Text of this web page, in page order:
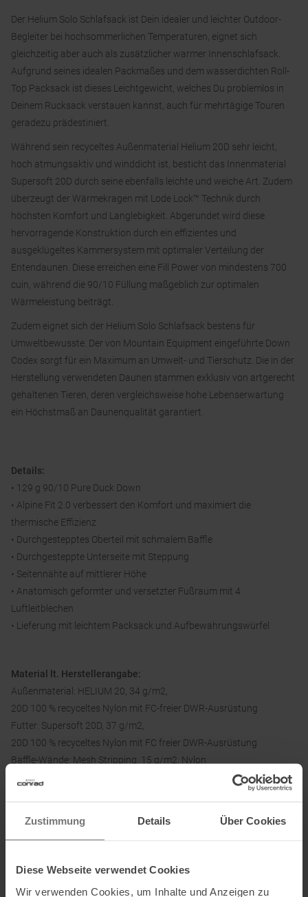
Zustimmung Details Über Cookies
Diese Webseite verwendet Cookies
Wir verwenden Cookies, um Inhalte und Anzeigen zu
Der Helium Solo Schlafsack ist Dein idealer und leichter Outdoor-
Begleiter bei hochsommerlichen Temperaturen, eignet sich
gleichzeitig aber auch als zusätzlicher warmer Innenschlafsack.
Aufgrund seines idealen Packmaßes und dem wasserdichten Roll-
Top Packsack ist dieses Leichtgewicht, welches Du problemlos in
Deinem Rucksack verstauen kannst, auch für mehrtägige Touren
geradezu prädestiniert.
Während sein recyceltes Außenmaterial Helium 20D sehr leicht,
hoch atmungsaktiv und winddicht ist, besticht das Innenmaterial
Supersoft 20D durch seine ebenfalls leichte und weiche Art. Zudem
überzeugt der Wärmekragen mit Lode Lock™ Technik durch
höchsten Komfort und Langlebigkeit. Abgerundet wird diese
hervorragende Konstruktion durch ein effizientes und
ausgeklügeltes Kammersystem mit optimaler Verteilung der
Entendaunen. Diese erreichen eine Fill Power von mindestens 700
cuin, während die 90/10 Füllung maßgeblich zur optimalen
Wärmeleistung beiträgt.
Zudem eignet sich der Helium Solo Schlafsack bestens für
Umweltbewusste. Der von Mountain Equipment eingeführte Down
Codex sorgt für ein Maximum an Umwelt- und Tierschutz. Die in der
Herstellung verwendeten Daunen stammen exklusiv von artgerecht
gehaltenen Tieren, deren vergleichsweise hohe Lebenserwartung
ein Höchstmaß an Daunenqualität garantiert.
Details:
• 129 g 90/10 Pure Duck Down
• Alpine Fit 2.0 verbessert den Komfort und maximiert die
thermische Effizienz
• Durchgestepptes Oberteil mit schmalem Baffle
• Durchgesteppte Unterseite mit Steppung
• Seitennähte auf mittlerer Höhe
• Anatomisch geformter und versetzter Fußraum mit 4
Luftleitblechen
• Lieferung mit leichtem Packsack und Aufbewahrungswürfel
Material lt. Herstellerangabe:
Außenmaterial: HELIUM 20, 34 g/m2,
20D 100 % recyceltes Nylon mit FC-freier DWR-Ausrüstung
Futter: Supersoft 20D, 37 g/m2,
20D 100 % recyceltes Nylon mit FC freier DWR-Ausrüstung
Baffle-Wände: Mesh Stripping, 15 g/m2, Nylon
Außenmaterial: 100 % Polyamid
Innenmaterial: 100 % Polyamid
Ursprungs